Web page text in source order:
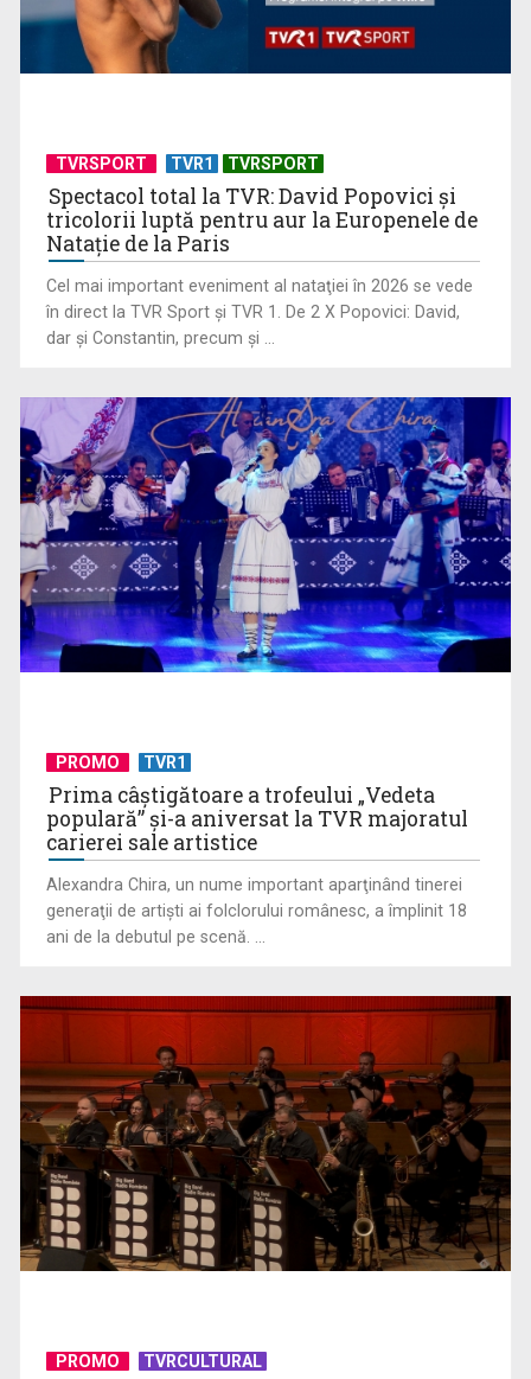
Universitatea de Vară, la Băile Tușnad | VIDEO
De peste 160 de ani în slujba culturii românești. Povestea
„Societății” din ...
Protest de amploare al fermierilor în Capitală
Visul începe la „Vedeta Familiei”! Au început înscrierile
pentru sezonul 9
TVRSPORT TVR1 TVRSPORT
Spectacol total la TVR: David Popovici și
tricolorii luptă pentru aur la Europenele de
Natație de la Paris
Cel mai important eveniment al nataţiei în 2026 se vede
în direct la TVR Sport şi TVR 1. De 2 X Popovici: David,
dar şi Constantin, precum şi ...
PROMO TVR1
Prima câştigătoare a trofeului „Vedeta
populară” şi-a aniversat la TVR majoratul
carierei sale artistice
Alexandra Chira, un nume important aparţinând tinerei
generaţii de artişti ai folclorului românesc, a împlinit 18
ani de la debutul pe scenă. ...
PROMO TVRCULTURAL